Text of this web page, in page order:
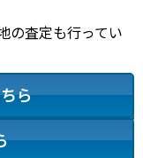
㎡ 45.00㎡ 2021年第
㎡ 95.00㎡ 2021年第
の査定も行ってい
ら